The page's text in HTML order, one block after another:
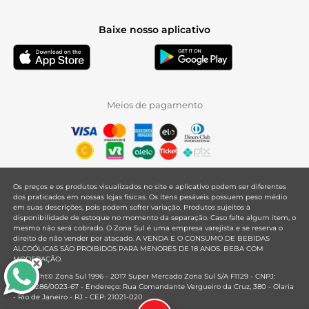
Baixe nosso aplicativo
Meios de pagamento
Os preços e os produtos visualizados no site e aplicativo podem ser diferentes
dos praticados em nossas lojas físicas. Os itens pesáveis possuem peso médio
em suas descrições, pois podem sofrer variação. Produtos sujeitos à
disponibilidade de estoque no momento da separação. Caso falte algum item, o
mesmo não será cobrado. O Zona Sul é uma empresa varejista e se reserva o
direito de não vender por atacado. A VENDA E O CONSUMO DE BEBIDAS
ALCOÓLICAS SÃO PROIBIDOS PARA MENORES DE 18 ANOS. BEBA COM
MODERAÇÃO.
Copyright© Zona Sul 1996 - 2017 Super Mercado Zona Sul S/A F1129 - CNPJ:
33.381.286/0023-67 - Endereço: Rua Comandante Vergueiro da Cruz, 380 - Olaria
- Rio de Janeiro - RJ - CEP: 21021-020